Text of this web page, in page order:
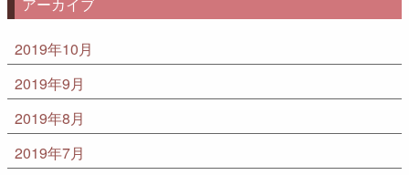
アーカイブ
2019年10月
2019年9月
2019年8月
2019年7月